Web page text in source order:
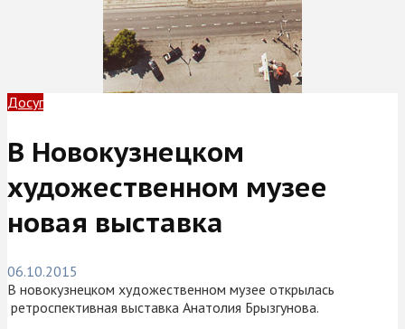
Досуг
В Новокузнецком
художественном музее
новая выставка
06.10.2015
В новокузнецком художественном музее открылась
ретроспективная выставка Анатолия Брызгунова.